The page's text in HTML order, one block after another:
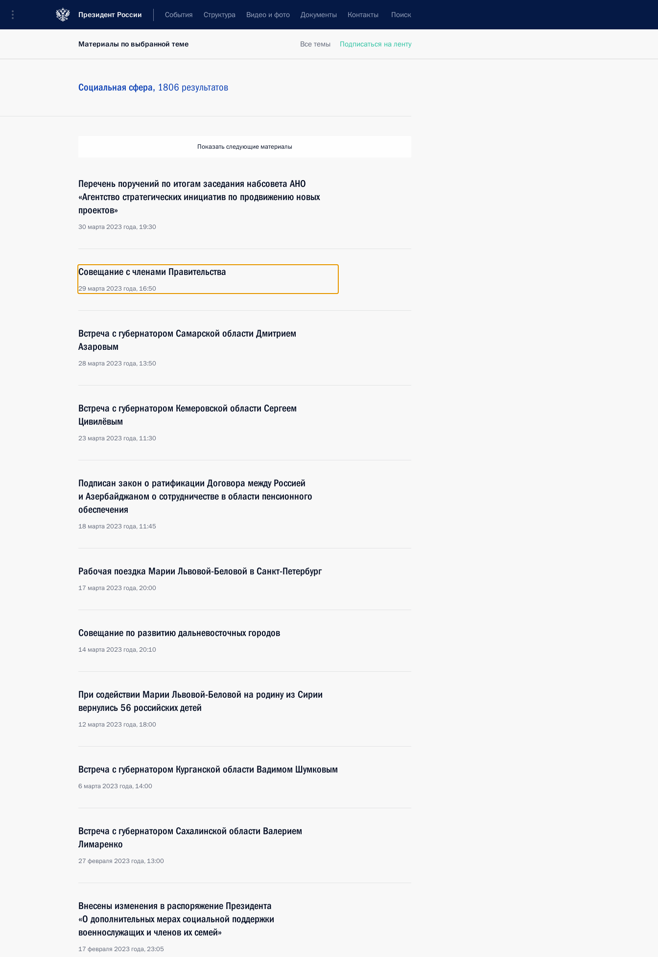
Президент России События Структура Видео и фото Документы Контакты Поиск
Все темы Подписаться на ленту
Материалы по выбранной теме
Социальная сфера, 1806 результатов
Показать следующие материалы
Перечень поручений по итогам заседания набсовета АНО
«Агентство стратегических инициатив по продвижению новых
проектов»
30 марта 2023 года, 19:30
Совещание с членами Правительства
29 марта 2023 года, 16:50
Встреча с губернатором Самарской области Дмитрием
Азаровым
28 марта 2023 года, 13:50
Встреча с губернатором Кемеровской области Сергеем
Цивилёвым
23 марта 2023 года, 11:30
Подписан закон о ратификации Договора между Россией
и Азербайджаном о сотрудничестве в области пенсионного
обеспечения
18 марта 2023 года, 11:45
Рабочая поездка Марии Львовой-Беловой в Санкт-Петербург
17 марта 2023 года, 20:00
Совещание по развитию дальневосточных городов
14 марта 2023 года, 20:10
При содействии Марии Львовой-Беловой на родину из Сирии
вернулись 56 российских детей
12 марта 2023 года, 18:00
Встреча с губернатором Курганской области Вадимом Шумковым
6 марта 2023 года, 14:00
Встреча с губернатором Сахалинской области Валерием
Лимаренко
27 февраля 2023 года, 13:00
Внесены изменения в распоряжение Президента
«О дополнительных мерах социальной поддержки
военнослужащих и членов их семей»
17 февраля 2023 года, 23:05